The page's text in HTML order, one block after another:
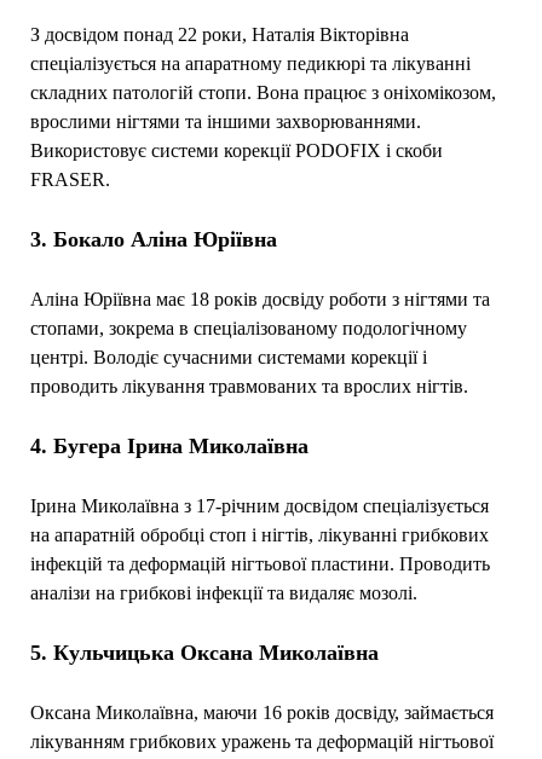
З досвідом понад 22 роки, Наталія Вікторівна
спеціалізується на апаратному педикюрі та лікуванні
складних патологій стопи. Вона працює з оніхомікозом,
врослими нігтями та іншими захворюваннями.
Використовує системи корекції PODOFIX і скоби
FRASER.
3. Бокало Аліна Юріївна
Аліна Юріївна має 18 років досвіду роботи з нігтями та
стопами, зокрема в спеціалізованому подологічному
центрі. Володіє сучасними системами корекції і
проводить лікування травмованих та врослих нігтів.
4. Бугера Ірина Миколаївна
Ірина Миколаївна з 17-річним досвідом спеціалізується
на апаратній обробці стоп і нігтів, лікуванні грибкових
інфекцій та деформацій нігтьової пластини. Проводить
аналізи на грибкові інфекції та видаляє мозолі.
5. Кульчицька Оксана Миколаївна
Оксана Миколаївна, маючи 16 років досвіду, займається
лікуванням грибкових уражень та деформацій нігтьової